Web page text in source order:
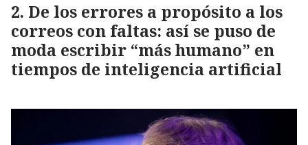
De los errores a propósito a los
correos con faltas: así se puso de
moda escribir “más humano” en
tiempos de inteligencia artificial